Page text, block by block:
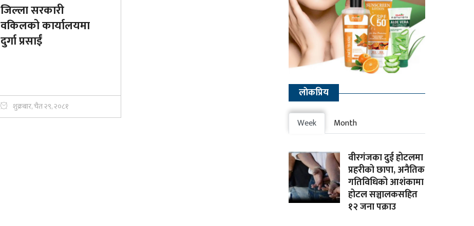
जिल्ला सरकारी
वकिलको कार्यालयमा
दुर्गा प्रसाईं
शुक्रबार, चैत २९, २०८१
लाेकप्रिय
Week Month
वीरगंजका दुई होटलमा
प्रहरीको छापा, अनैतिक
गतिविधिको आशंकामा
होटल सञ्चालकसहित
१२ जना पक्राउ